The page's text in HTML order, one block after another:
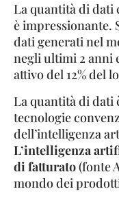
La quantità di dati
è impressionante.
dati generati nel
negli ultimi 2 anni
attivo del 12% del
La quantità di dati
tecnologie
dell’intelligenza
L’intelligenza
di fatturato(fonte
mondo dei